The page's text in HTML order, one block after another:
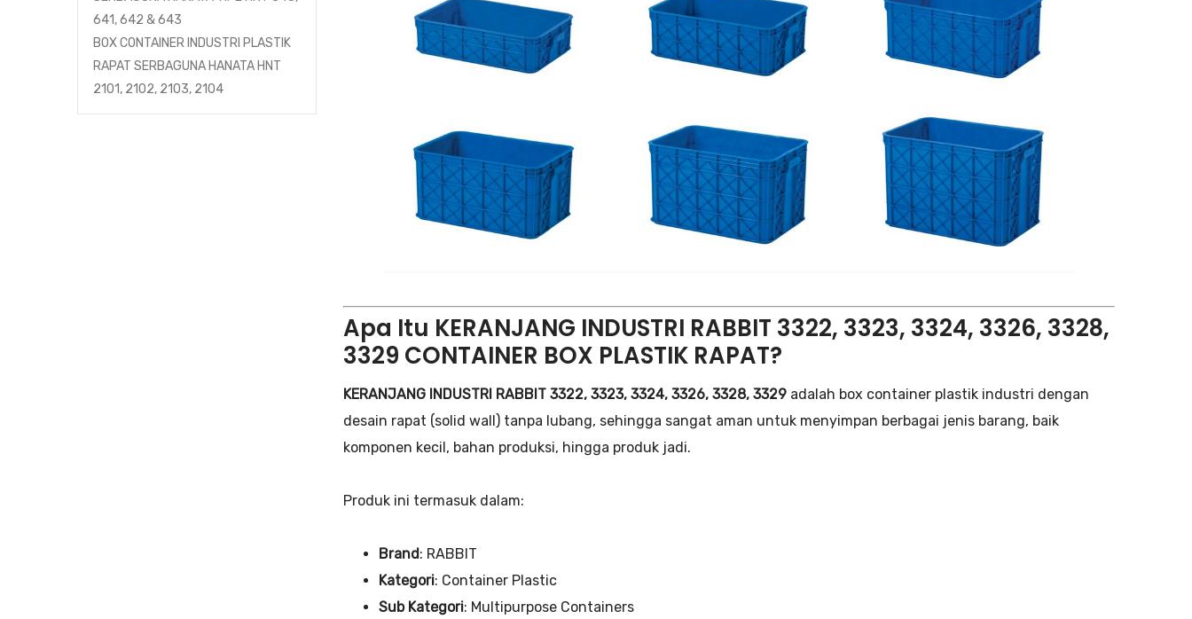
Apa Itu KERANJANG INDUSTRI RABBIT 3322, 3323, 3324, 3326, 3328,
3329 CONTAINER BOX PLASTIK RAPAT?
KERANJANG INDUSTRI RABBIT 3322, 3323, 3324, 3326, 3328, 3329 adalah box container plastik industri dengan
desain rapat (solid wall) tanpa lubang, sehingga sangat aman untuk menyimpan berbagai jenis barang, baik
komponen kecil, bahan produksi, hingga produk jadi.
Produk ini termasuk dalam:
Brand: RABBIT
Kategori: Container Plastic
Sub Kategori: Multipurpose Containers
641, 642 & 643
BOX CONTAINER INDUSTRI PLASTIK
RAPAT SERBAGUNA HANATA HNT
2101, 2102, 2103, 2104